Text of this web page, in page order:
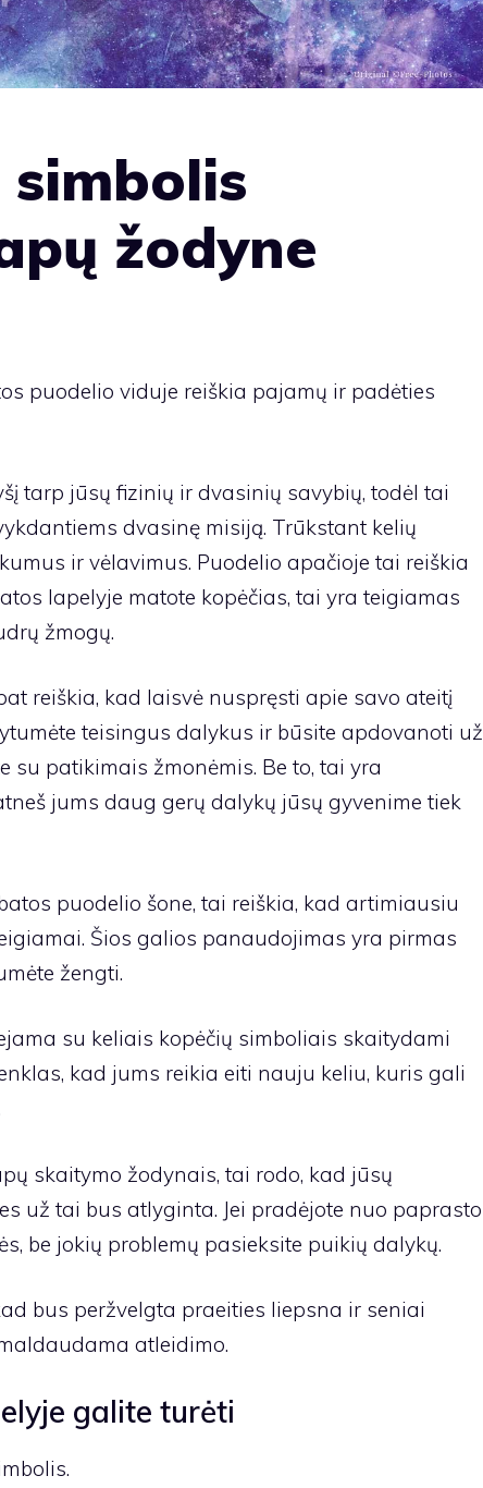
simbolis
žodyne
puodelio viduje reiškia pajamų ir padėties
tarp jūsų fizinių ir dvasinių savybių, todėl tai
dvasinę misiją. Trūkstant kelių
ir vėlavimus. Puodelio apačioje tai reiškia
lapelyje matote kopėčias, tai yra teigiamas
žmogų.
reiškia, kad laisvė nuspręsti apie savo ateitį
teisingus dalykus ir būsite apdovanoti už
su patikimais žmonėmis. Be to, tai yra
jums daug gerų dalykų jūsų gyvenime tiek
puodelio šone, tai reiškia, kad artimiausiu
Šios galios panaudojimas yra pirmas
žengti.
su keliais kopėčių simboliais skaitydami
kad jums reikia eiti nauju keliu, kuris gali
skaitymo žodynais, tai rodo, kad jūsų
už tai bus atlyginta. Jei pradėjote nuo paprasto
be jokių problemų pasieksite puikių dalykų.
bus peržvelgta praeities liepsna ir seniai
atleidimo.
galite turėti